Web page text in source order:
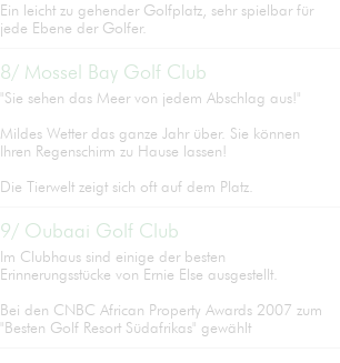
Ein leicht zu gehender Golfplatz, sehr spielbar für
jede Ebene der Golfer.
8/ Mossel Bay Golf Club
"Sie sehen das Meer von jedem Abschlag aus!"
Mildes Wetter das ganze Jahr über. Sie können
Ihren Regenschirm zu Hause lassen!
Die Tierwelt zeigt sich oft auf dem Platz.
9/ Oubaai Golf Club
Im Clubhaus sind einige der besten
Erinnerungsstücke von Ernie Else ausgestellt.
Bei den CNBC African Property Awards 2007 zum
"Besten Golf Resort Südafrikas" gewählt